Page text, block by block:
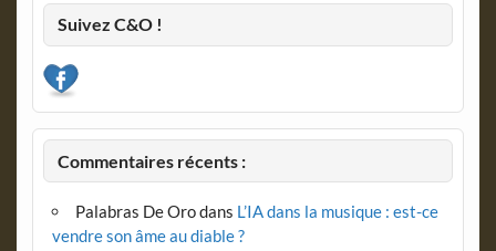
Suivez C&O !
Commentaires récents :
Palabras De Orodans L’IA dans la musique : est-ce
vendre son âme au diable ?